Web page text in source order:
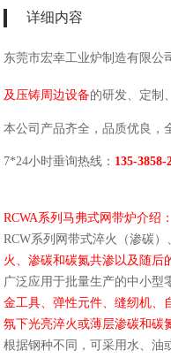
详细内容
东莞市宏幸工业炉制造有限公
及压铸周边设备的研发、定制
本公司产品齐全，品质优良，
7*24小时垂询热线： 135-3858-
RCWA系列马弗式网带炉介绍：
RCW系列网带式淬火（渗碳
火、渗碳和碳氮共渗以及随后
广泛应用于批量生产的中小型
金工具、弹性元件、缝纫机、
氛下光亮淬火或薄层渗碳和碳
根据钢种不同，可采用水、油